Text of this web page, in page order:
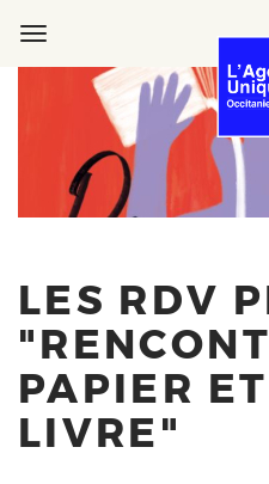
navigation
LES RDV
PAPIER
LIVRE"